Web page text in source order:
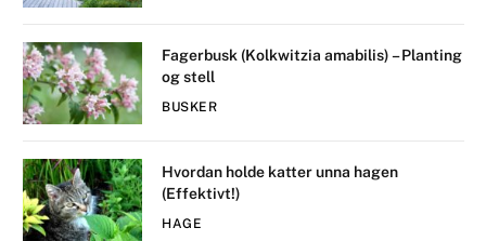
Fagerbusk (Kolkwitzia amabilis) – Planting
og stell
BUSKER
Hvordan holde katter unna hagen
(Effektivt!)
HAGE